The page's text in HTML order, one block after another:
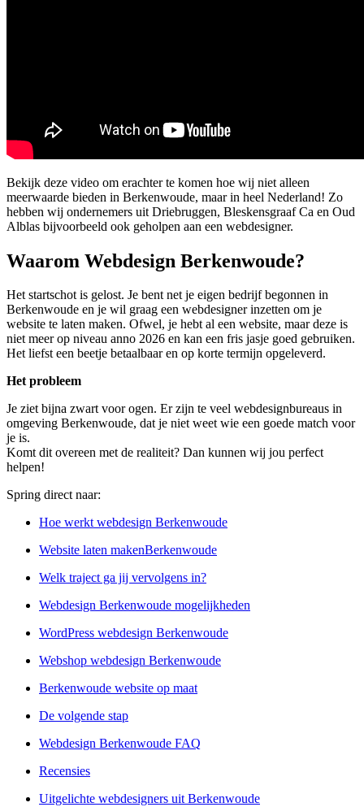
Bekijk deze video om erachter te komen hoe wij niet alleen
meerwaarde bieden in Berkenwoude, maar in heel Nederland! Zo
hebben wij ondernemers uit Driebruggen, Bleskensgraaf Ca en Oud
Alblas bijvoorbeeld ook geholpen aan een webdesigner.
Waarom Webdesign Berkenwoude?
Het startschot is gelost. Je bent net je eigen bedrijf begonnen in
Berkenwoude en je wil graag een webdesigner inzetten om je
website te laten maken. Ofwel, je hebt al een website, maar deze is
niet meer op niveau anno 2026 en kan een fris jasje goed gebruiken.
Het liefst een beetje betaalbaar en op korte termijn opgeleverd.
Het probleem
Je ziet bijna zwart voor ogen. Er zijn te veel webdesignbureaus in
omgeving Berkenwoude, dat je niet weet wie een goede match voor
je is.
Komt dit overeen met de realiteit? Dan kunnen wij jou perfect
helpen!
Spring direct naar:
Hoe werkt webdesign Berkenwoude
Website laten makenBerkenwoude
Welk traject ga jij vervolgens in?
Webdesign Berkenwoude mogelijkheden
WordPress webdesign Berkenwoude
Webshop webdesign Berkenwoude
Berkenwoude website op maat
De volgende stap
Webdesign Berkenwoude FAQ
Recensies
Uitgelichte webdesigners uit Berkenwoude